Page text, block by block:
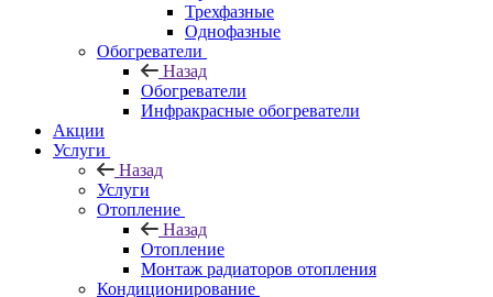
Трехфазные
Однофазные
Обогреватели
Назад
Обогреватели
Инфракрасные обогреватели
Акции
Услуги
Назад
Услуги
Отопление
Назад
Отопление
Монтаж радиаторов отопления
Кондиционирование